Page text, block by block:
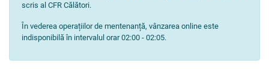
scris al CFR Călători.
În vederea operațiilor de mentenanță, vânzarea online este
indisponibilă în intervalul orar 02:00 - 02:05.